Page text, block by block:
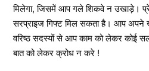
मिलेगा, जिसमें आप गले शिकवे न उखाड़े।
सरप्राइज गिफ्ट मिल सकता है। आप अपने
वरिष्ठ सदस्यों से आप काम को लेकर कोई
बात को लेकर क्रोध न करे !